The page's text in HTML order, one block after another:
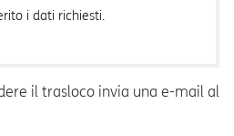
i dati richiesti.
il trasloco invia una e-mail al